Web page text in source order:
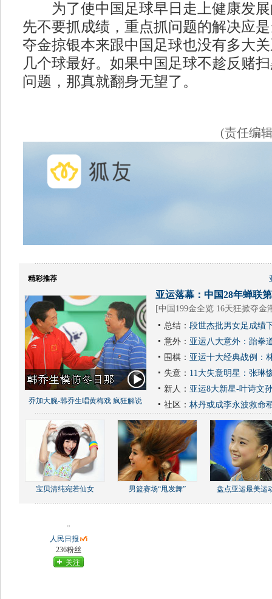
为了使中国足球早日走上健康发展
先不要抓成绩，重点抓问题的解决应
夺金掠银本来跟中国足球也没有多大
几个球最好。如果中国足球不趁反赌
问题，那真就翻身无望了。
(责任编
精彩推荐
乔加大腕-韩乔生唱黄梅戏 疯狂解说
亚运落幕：中国28年蝉联
[中国199金全览 16天狂掀夺金
总结： 段世杰批男女足成绩
意外： 亚运八大意外：跆拳
围棋： 亚运十大经典战例：
失意： 11大失意明星：张琳
新人： 亚运8大新星-叶诗文
社区： 林丹或成李永波救命
宝贝清纯宛若仙女 男篮赛场“甩发舞” 盘点亚运最美运
人民日报
236粉丝
关注